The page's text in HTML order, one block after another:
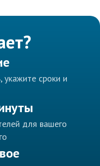
сроки и
для вашего